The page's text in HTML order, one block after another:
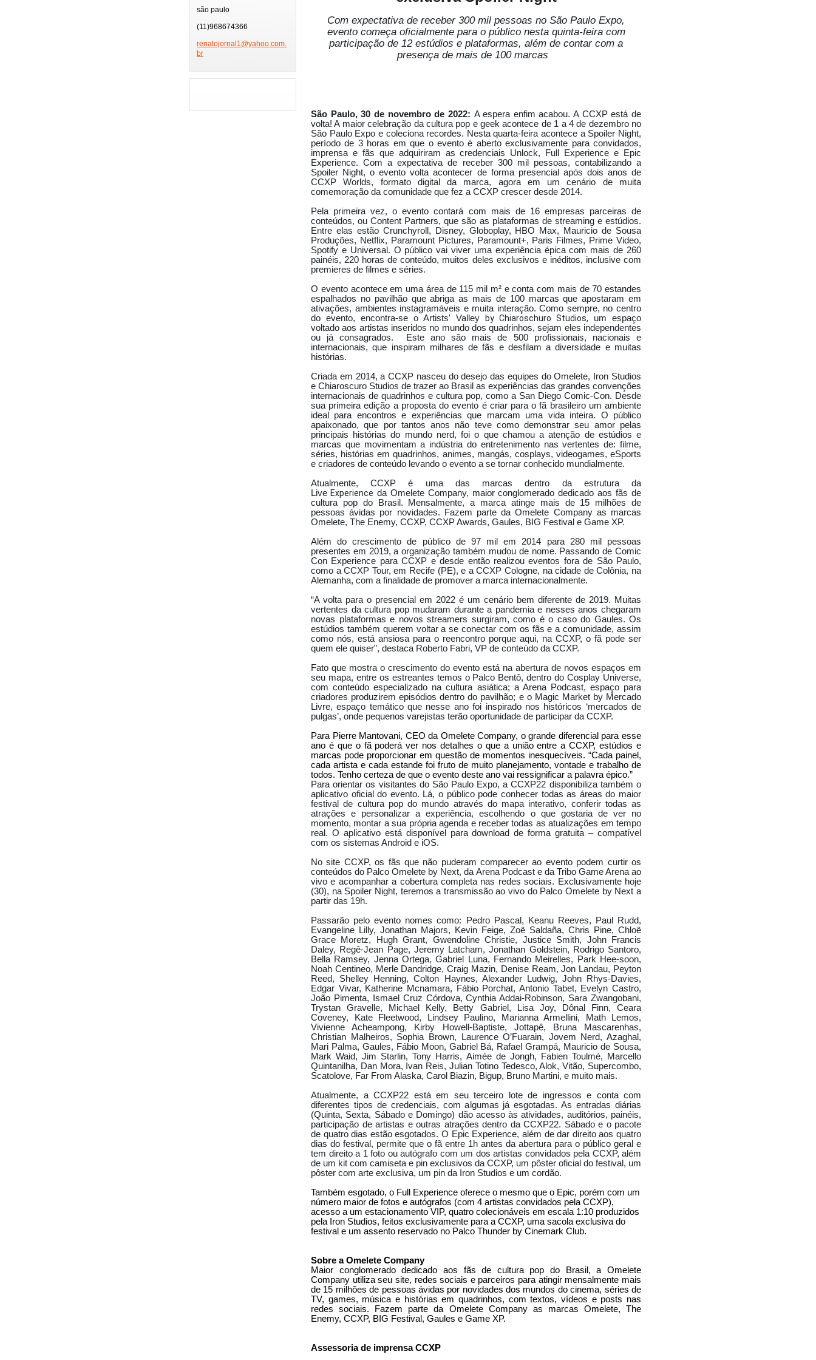
BEAUTY FAIR PORTA DOS FUNDOS ESTAMOS NA GLOBO EXPOMUSIC
PROGRAMA DO JÔ PREMIAÇÃO CREDICARD HALL PRÊMIO JOVEM FESTA DA FAZENDA
PRÊMIO DAS GRANDES MARCAS(ABT) CACAU NA OX/FREIRE
FESTIVAL SERTANEJO
GAROTA POKER FESTA FUTEBOL COM MILTON NEVES PARTICIPE DO CONCURSO GAROTA POKER
ANHEMBI ENSAIOS SAMBÓDROMO SPFW 2014 FESTA BBB FESTA SPFW
HAIR BRASIL HOMEM E MULHER DO ANO EXPOVINIS FAMOSOS EM EVENTO
GAROTO E GAROTA FITNESS CLÍNICA DR REY SHOW JORGE ARAGÃO BELAS NO FUTEBOL
CONCURSO FELINAS FEIJOADA DA FAMA GAROTA POKER SELEÇÃO COPA DO MUNDO
BIENAL DO LIVRO REUNIÃO COM DR HOLLYWOOD BEAUTY FAIR
CONCURSO MISS MODEL BRAZIL ELENCO DA NOVELA IMPÉRIO EDSON VERTI
EXPONOIVAS ESPAÇO COMO ASSIM PLAYBOY MENDIGATA MODA SEM PRECONCEITO
PRÊMIO COMUNICAÇÃO E DESTAQUE PRÊMIO PERSONALIDADE DE DESTAQUE
VILA MARIA CARNAVAL DEPOIMENTO DO DR REY NA PARAÍBA SHEYLA MELL
FEIJOADA DA FAMA TURMA DO CHAVES MARQUITO
REVISTA SEXY 23 ANOS LOVE STORY E FESTA FÓRMULA 1
LOVE STORY COELHINHAS E GALINHADA FESTIVAL YOUTUBERS COCA-COLA BELAS DA NOITE
ZEZÉ DI CAMARGO E LUCIANO DVD FLORES EM VIDA TOCHA OLÍMPICA NO IBIRAPUERA EM SÃO PAULO
SHOW COCA COLA LUDMILA E LUAN SANTANA TOCHA OLÍMPICA DIA DO DETETIVE VAGAS DE EMPREGO
BITCOIN #JUNTOSPARASEMPRE MISSMISTERSÃOPAULO2017
MISS MISTER SÃOPAULO 2017 FINAL LÁ FANTASIA EXPONUTRITION 2016 STAR WARS RUN 2016
SALÃO DO AUTOMÓVEL INTERNACIONAL DE SÃO PAULO RITA LEE LANÇA LIVRO
CONGRESSO NACIONAL DE MUAYTHAI BAILE DO ABRAVA
VANESSA JACKSON CANTA WHITNEY HOUSTON BLOCO GAMBIARRA COM TIAGO ABRAVANEL
BRUNA MARQUEZINE E KÉFERA
CONFEDERACAOBRASILEIRADESUBMISSION BLOCO CATUABA A FESTA TOYSHOW FIGURINOS DE CINEMA
SPFWN43 CIRCUITO BRASILEIRO DE SUBMISSION MOVIMENTA O NORDESTE
HELEN GANZAROLLI E VALENTINA EM EVENTO. LANÇAMENTO COM FAMOSOS TROFÉU IMPRENSA 2017
DULCE MARIA SHOW EM SÃO PAULO ANITTA NA AV.PAULISTA CRÍTICA VELOZES E FURIOSOS 8 ESSENZIALI
SHOW ROBERTY MORAIS E RUAN SILVA WANESSA CAMARGO LANÇA SING MARINA RUY BARBOSA ENTREVISTA.
VIVARA LANÇA COLEÇÃO COM FAMOSAS INAUGURAÇÃO KINGS COM YOUTUBERS E FAMOSOS.
PIRATAS DO CARIBE ESTRÉIA DIA 25 DE MAIO EXPOMEAT BIROSKA 50 ANOS
DANIELA ALBURQUERQUE VIROU ATRIZ IRMÃS GALVÃO LANÇAM DOCUMENTÁRIO
ENTREVISTA COM FABIO PORCHAT LIMELIGHT-DEJA VU PIRATAS DO CARIBE - A VINGANÇA DE SALAZAR - PROJEÇÃO
PIRATAS DO CARIBE - A VINGANÇA DE SALAZAR - CRÍTICA OFICIAL FESTA LIMELIGHT FESTA PORTAL EGO
FESTA CELEBRATE NA MANSÃO FILHOS DE BACH SABRINA SATO JANTAR BENEFICIENTE
ROSAS DE OURO LANÇA SAMBA ENREDO 2017 TOY SHOW - SPIDER MAN E SEUS AMIGOS.
SHOW DE TOQUINHO E VERÔNICA FERRIANI
JEIMES TEIXEIRA PRODUTOR DO WESLEY SAFADÃO BAILE DO PRESIDENTE COM MUSAS
ENTREVISTA COM PEDRO GONZÁLEZ RAMIREZ CARROS 3 SOM STAR PRODUTORA -FESTA COM MCS
PREMIAÇÃO HOTSPOST
SANTA IFIGÊNIA NA SUA MÃO ,APLICATIVO PROMETE REVOLUCIONAR VENDAS.
EMOJI – O FILME CONQUISTA RECORDE MUNDIAL CARROS 3 FAZ HOMENAGEM A SENNA,FITTIPALDI E BARICHELLO
O SAPO NÃO LAVA O PÉ - CARINHA DE ANJO LANÇAMENTO DA COLEÇÃO LOJA LARAH JEANS
FERNANDA SOUZA APRESENTA TELE SENA DESFILE TENDÊNCIAS VERÃO 17/18 SHOPPING TOTAL BRÁS
BRUNA MARQUEZINE ANIVERSÁRIO VISITA A FUNDAÇÃO CAFU ENTREVISTA COM CARLOS ALBERTO DE NÓBREGA
CLÉO PIRES ENTREVISTA REVISTA MAIS JR - LANÇAMENTO REVISTA SEXY LUCIANE HOEPERS
CARINHA DE ANJO - CD E DVD ANA HICKMANN NOVO VISUAL
BARBARA EVANS DESFILE REMATCH EXPO DISNEY RÁDIO MUNDIAL COM RICARDO TOFANELO
MC SERENA É A NOVA APOSTA DO FUNK NACIONAL BASTIDORES DO PROGRAMA DO NAHIM DIA MC DONALDS FELIZ
SPFW-2017 PLAYBOY JESSICA LOPES SE MEU GABINETE FALASSE FILME DESERTO
LIGHT HAIR PROFESSIONAL NA BEAUTY FAIR
EXPO BARROSO PROMETE PARAR MINAS GERAIS MURILLO CONVENTI DE LAMBORGHINI
REVISTA SEXY -ISABELA ALVINO FERNANDO MAURO TREZZA - NIVER MUSA DO BRASILEIRÃO 2017
AMANDA LOPES FESTIVAL INTERNACIONAL DE DOCUMENTÁRIOS DE MODA
TIAGO ABRAVANEL RETORNA A TELE SENA CARLA DIAZ ENTREVISTA CARINHA DE ANJO LANÇA CLIP
POR QUE NAHIM MERECE GANHAR A FAZENDA 9 SHOW RODRIGO MARIM NO BAR NOÔ
JULIANA VALIATI LANÇA DVD THOR RAGNAROK - CRÍTICA
NOEL GALLAGHER(0ASIS) CONVERSA COM DANILO GENTILI NO THE NOITE PRÊMIO COMUNICAÇÃO & DESTAQUE
STAR WARS RECORD DE BILHETERIA MISS BUMBUM 2017
YOUNG SHELDON LIGA DA JUSTIÇA O FILME ENCONTRO DE FÃS DO BATMAN
NETFLIX O QUE ESPERAR DELA? ENTREVISTA COM TOM CAVALCANTI
DESENHO MAIS BAIXADO AVENGERS: INFINITY WAR OFFICIAL TRAILER 2018
ROUGE RETORNA SITES MAIS ACESSADOS
Com expectativa de receber 300 mil pessoas no São Paulo Expo,
evento começa oficialmente para o público nesta quinta-feira com
participação de 12 estúdios e plataformas, além de contar com a
presença de mais de 100 marcas
São Paulo, 30 de novembro de 2022: A espera enfim acabou. A CCXP está de
volta! A maior celebração da cultura pop e geek acontece de 1 a 4 de dezembro no
São Paulo Expo e coleciona recordes. Nesta quarta-feira acontece a Spoiler Night,
período de 3 horas em que o evento é aberto exclusivamente para convidados,
imprensa e fãs que adquiriram as credenciais Unlock, Full Experience e Epic
Experience. Com a expectativa de receber 300 mil pessoas, contabilizando a
Spoiler Night, o evento volta acontecer de forma presencial após dois anos de
CCXP Worlds, formato digital da marca, agora em um cenário de muita
comemoração da comunidade que fez a CCXP crescer desde 2014.
Pela primeira vez, o evento contará com mais de 16 empresas parceiras de
conteúdos, ou Content Partners, que são as plataformas de streaming e estúdios.
Entre elas estão Crunchyroll, Disney, Globoplay, HBO Max, Mauricio de Sousa
Produções, Netflix, Paramount Pictures, Paramount+, Paris Filmes, Prime Video,
Spotify e Universal. O público vai viver uma experiência épica com mais de 260
painéis, 220 horas de conteúdo, muitos deles exclusivos e inéditos, inclusive com
premieres de filmes e séries.
O evento acontece em uma área de 115 mil m² e conta com mais de 70 estandes
espalhados no pavilhão que abriga as mais de 100 marcas que apostaram em
ativações, ambientes instagramáveis e muita interação. Como sempre, no centro
do evento, encontra-se o Artists' Valley
by Chiaroschuro Studios, um espaço
voltado aos artistas inseridos no mundo dos quadrinhos, sejam eles independentes
ou já consagrados. Este ano são mais de 500 profissionais, nacionais e
internacionais, que inspiram milhares de fãs e desfilam a diversidade e muitas
histórias.
Criada em 2014, a CCXP nasceu do desejo das equipes do Omelete, Iron Studios
e Chiaroscuro Studios de trazer ao Brasil as experiências das grandes convenções
internacionais de quadrinhos e cultura pop, como a San Diego Comic-Con. Desde
sua primeira edição a proposta do evento é criar para o fã brasileiro um ambiente
ideal para encontros e experiências que marcam uma vida inteira. O público
apaixonado, que por tantos anos não teve como demonstrar seu amor pelas
principais histórias do mundo nerd, foi o que chamou a atenção de estúdios e
marcas que movimentam a indústria do entretenimento nas vertentes de: filme,
séries, histórias em quadrinhos, animes, mangás, cosplays, videogames, eSports
e criadores de conteúdo levando o evento a se tornar conhecido mundialmente.
Atualmente, CCXP é uma das marcas dentro da estrutura da
Live Experience da Omelete Company, maior conglomerado dedicado aos fãs de
cultura pop do Brasil.
Mensalmente, a marca atinge mais de 15 milhões de
pessoas ávidas por novidades. Fazem parte da Omelete Company as marcas
Omelete, The Enemy, CCXP, CCXP Awards, Gaules, BIG Festival e Game XP.
Além do crescimento de público de 97 mil em 2014 para 280 mil pessoas
presentes em 2019, a organização também mudou de nome. Passando de Comic
Con Experience para CCXP e desde então realizou eventos fora de São Paulo,
como a CCXP Tour, em Recife (PE), e a CCXP Cologne, na cidade de Colônia, na
Alemanha, com a finalidade de promover a marca internacionalmente.
“A volta para o presencial em 2022 é um cenário bem diferente de 2019. Muitas
vertentes da cultura pop mudaram durante a pandemia e nesses anos chegaram
novas plataformas e novos streamers surgiram, como é o caso do Gaules. Os
estúdios também querem voltar a se conectar com os fãs e a comunidade, assim
como nós, está ansiosa para o reencontro porque aqui, na CCXP, o fã pode ser
quem ele quiser”, destaca Roberto Fabri, VP de conteúdo da CCXP.
Fato que mostra o crescimento do evento está na abertura de novos espaços em
seu mapa, entre os estreantes temos o Palco Bentô, dentro do Cosplay Universe,
com conteúdo especializado na cultura asiática; a Arena Podcast, espaço para
criadores produzirem episódios dentro do pavilhão; e o Magic Market by Mercado
Livre, espaço temático que nesse ano foi inspirado nos históricos ‘mercados de
pulgas’, onde pequenos varejistas terão oportunidade de participar da CCXP.
Para Pierre Mantovani, CEO da Omelete Company, o grande diferencial para esse
ano é que o fã poderá ver nos detalhes o que a união entre a CCXP, estúdios e
marcas pode proporcionar em questão de momentos inesquecíveis. “Cada painel,
cada artista e cada estande foi fruto de muito planejamento, vontade e trabalho de
todos. Tenho certeza de que o evento deste ano vai ressignificar a palavra épico.”
Para orientar os visitantes do São Paulo Expo, a CCXP22 disponibiliza também o
aplicativo oficial do evento. Lá, o público pode conhecer todas as áreas do maior
festival de cultura pop do mundo através do mapa interativo, conferir todas as
atrações e personalizar a experiência, escolhendo o que gostaria de ver no
momento, montar a sua própria agenda e receber todas as atualizações em tempo
real. O aplicativo está disponível para download de forma gratuita – compatível
com os sistemas Android e iOS.
No site CCXP, os fãs que não puderam comparecer ao evento podem curtir os
conteúdos do Palco Omelete by Next, da Arena Podcast e da Tribo Game Arena ao
vivo e acompanhar a cobertura completa nas redes sociais. Exclusivamente hoje
(30), na Spoiler Night, teremos a transmissão ao vivo do Palco Omelete by Next a
partir das 19h.
Passarão pelo evento nomes como: Pedro Pascal, Keanu Reeves, Paul Rudd,
Evangeline Lilly, Jonathan Majors, Kevin Feige, Zoë Saldaña, Chris Pine, Chloë
Grace Moretz, Hugh Grant, Gwendoline Christie, Justice Smith, John Francis
Daley, Regê-Jean Page, Jeremy Latcham, Jonathan Goldstein, Rodrigo Santoro,
Bella Ramsey, Jenna Ortega, Gabriel Luna, Fernando Meirelles, Park Hee-soon,
Noah Centineo, Merle Dandridge, Craig Mazin, Denise Ream, Jon Landau, Peyton
Reed, Shelley Henning, Colton Haynes, Alexander Ludwig, John Rhys-Davies,
Edgar Vivar, Katherine Mcnamara, Fábio Porchat, Antonio Tabet, Evelyn Castro,
João Pimenta, Ismael Cruz Córdova, Cynthia Addai-Robinson, Sara Zwangobani,
Trystan Gravelle, Michael Kelly, Betty Gabriel, Lisa Joy, Dônal Finn, Ceara
Coveney, Kate Fleetwood, Lindsey Paulino, Marianna Armellini, Math Lemos,
Vivienne Acheampong, Kirby Howell-Baptiste, Jottapê, Bruna Mascarenhas,
Christian Malheiros, Sophia Brown, Laurence O’Fuarain, Jovem Nerd, Azaghal,
Mari Palma, Gaules, Fábio Moon, Gabriel Bá, Rafael Grampá, Mauricio de Sousa,
Mark Waid, Jim Starlin, Tony Harris, Aimée de Jongh, Fabien Toulmé, Marcello
Quintanilha, Dan Mora, Ivan Reis, Julian Totino Tedesco, Alok, Vitão, Supercombo,
Scatolove, Far From Alaska, Carol Biazin, Bigup, Bruno Martini, e muito mais.
Atualmente, a CCXP22 está em seu terceiro lote de ingressos e conta com
diferentes tipos de credenciais, com algumas já esgotadas. As entradas diárias
(Quinta, Sexta, Sábado e Domingo) dão acesso às atividades, auditórios, painéis,
participação de artistas e outras atrações dentro da CCXP22. Sábado e o pacote
de quatro dias estão esgotados. O Epic Experience, além de dar direito aos quatro
dias do festival, permite que o fã entre 1h antes da abertura para o público geral e
tem direito a 1 foto ou autógrafo com um dos artistas convidados pela CCXP, além
de um kit com camiseta e pin exclusivos da CCXP, um pôster oficial do festival, um
pôster com arte exclusiva, um pin da Iron Studios e um cordão.
Também esgotado, o Full Experience oferece o mesmo que o Epic, porém com um
número maior de fotos e autógrafos (com 4 artistas convidados pela CCXP),
acesso a um estacionamento VIP, quatro colecionáveis em escala 1:10 produzidos
pela Iron Studios, feitos exclusivamente para a CCXP, uma sacola exclusiva do
festival e um assento reservado no Palco Thunder by Cinemark Club.
Sobre a Omelete Company
Maior conglomerado dedicado aos fãs de cultura pop do Brasil, a Omelete
Company utiliza seu site, redes sociais e parceiros para atingir mensalmente mais
de 15 milhões de pessoas ávidas por novidades dos mundos do cinema, séries de
TV, games, música e histórias em quadrinhos, com textos, vídeos e posts nas
redes sociais. Fazem parte da Omelete Company as marcas Omelete, The
Enemy, CCXP, BIG Festival, Gaules e Game XP.
Assessoria de imprensa CCXP
são paulo
(11)968674366
renatojornal1@yahoo.com.
br